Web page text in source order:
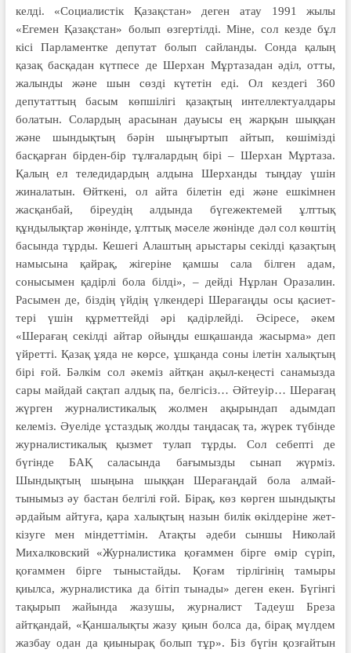
келді. «Социалистік Қазақстан» деген атау 1991 жылы
«Егемен Қазақстан» болып өзгертілді. Міне, сол кезде бұл
кісі Парламентке депутат болып сайланды. Сонда қалың
қазақ басқадан күтпесе де Шерхан Мұртазадан әділ, отты,
жалынды және шын сөзді күтетін еді. Ол кездегі 360
депутаттың басым көпшілігі қазақтың интеллектуалдары
болатын. Солардың арасынан дауысы ең жарқын шыққан
және шындықтың бәрін шыңғыртып айтып, көшімізді
басқарған бірден-бір тұлғалардың бірі – Шерхан Мұртаза.
Қалың ел теледидардың алдына Шерханды тыңдау үшін
жиналатын. Өйткені, ол айта білетін еді және ешкімнен
жасқанбай, біреудің алдында бүгежектемей ұлттық
құндылықтар жөнінде, ұлттық мәселе жөнінде дәл сол көштің
басында тұрды. Кешегі Алаштың арыстары секілді қазақтың
намысына қайрақ, жігеріне қамшы сала білген адам,
сонысымен қадірлі бола білді», – дейді Нұрлан Оразалин.
Расымен де, біздің үйдің үлкендері Шерағаңды осы қасиет­
тері үшін құрметтейді әрі қадірлейді. Әсіресе, әкем
«Шерағаң секілді айтар ойыңды ешқашанда жасырма» деп
үйретті. Қазақ ұяда не көрсе, ұшқанда соны ілетін халықтың
бірі ғой. Бәлкім сол әкеміз айт­қан ақыл-кеңесті санамызда
сары майдай сақтап ал­дық па, белгісіз… Әйтеуір… Шерағаң
жүр­ген журналис­тикалық жолмен ақырындап адым­дап
келеміз. Әуеліде ұстаз­дық жолды таңдасақ та, жүрек тү­бін­де
журналис­ти­калық қыз­мет тулап тұрды. Сол себеп­ті де
бүгінде БАҚ саласында бағы­мызды сынап жүр­міз.
Шындықтың шыңы­на шық­қан Шерағаңдай бола алмай­
тынымыз әу бас­тан бел­гілі ғой. Бірақ, көз көрген шын­дықты
әрдайым айту­ға, қара халықтың назын билік өкілдеріне жет­
кізуге мен міндеттімін. Атақ­ты әдеби сыншы Николай
Михалковский «Журналис­ти­ка қоғаммен бірге өмір сүріп,
қоғаммен бірге тыныстайды. Қоғам тірлігінің тамыры
қиылса, журналистика да бітіп тынады» деген екен. Бүгінгі
тақырып жайында жазушы, журналист Тадеуш Бреза
айтқандай, «Қаншалықты жазу қиын болса да, бірақ мүлдем
жазбау одан да қиынырақ болып тұр». Біз бүгін қозғайтын